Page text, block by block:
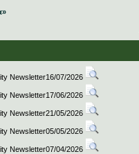
Newsletter16/07/2026
Newsletter17/06/2026
Newsletter21/05/2026
Newsletter05/05/2026
Newsletter07/04/2026